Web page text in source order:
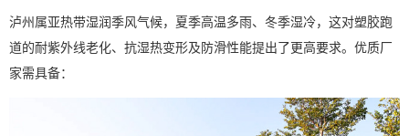
泸州属亚热带湿润季风气候，夏季高温多雨、冬季湿冷，这对塑胶跑
道的耐紫外线老化、抗湿热变形及防滑性能提出了更高要求。优质厂
家需具备：